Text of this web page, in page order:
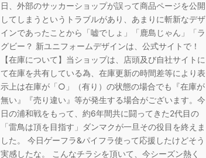
日、外部のサッカーショップが誤って商品ページを公開
してしまうというトラブルがあり、あまりに斬新なデザ
インであったことから「嘘でしょ」「鹿島じゃん」「ラ
グビー？ 新ユニフォームデザインは、公式サイトで！
【在庫について】当ショップは、店頭及び自社サイトに
て在庫を共有している為、在庫更新の時間差等により表
示上は在庫が「○」（有り）の状態の場合でも『在庫が
無い』『売り違い』等が発生する場合がございます。今
日の浦和戦をもって、約6年間共に闘ってきた2代目の
「雷鳥は頂を目指す」ダンマクが一旦その役目を終えま
した。 今日ゲーフラ&パイフラ使って応援したけどそう
実感したな。 こんなチラシを頂いて、今シーズン熱く